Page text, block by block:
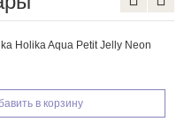
Holika Aqua Petit Jelly Neon
в корзину